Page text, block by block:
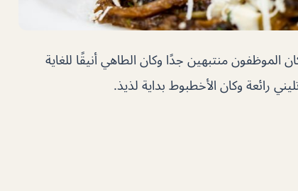
الموظفون منتبهين جدًا وكان الطاهي أنيقًا للغاية
رائعة وكان الأخطبوط بداية لذيذ.